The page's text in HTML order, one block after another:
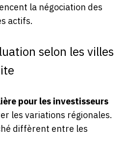
la négociation des
actifs.
selon les villes
pour les investisseurs
les variations régionales.
diffèrent entre les